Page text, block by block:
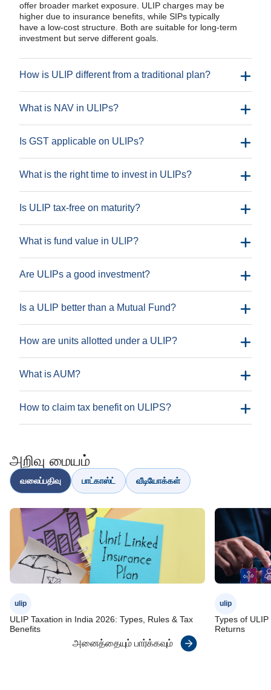
offer broader market exposure. ULIP charges may be
higher due to insurance benefits, while SIPs typically
have a low-cost structure. Both are suitable for long-term
investment but serve different goals.
How is ULIP different from a traditional plan?
What is NAV in ULIPs?
Is GST applicable on ULIPs?
What is the right time to invest in ULIPs?
Is ULIP tax-free on maturity?
What is fund value in ULIP?
Are ULIPs a good investment?
Is a ULIP better than a Mutual Fund?
How are units allotted under a ULIP?
What is AUM?
How to claim tax benefit on ULIPS?
அறிவு மையம்
வலைப்பதிவு பாட்காஸ்ட் வீடியோக்கள்
ulip
ULIP Taxation in India 2026: Types, Rules & Tax
Benefits
ulip
Types of
Returns
அனைத்தையும் பார்க்கவும்